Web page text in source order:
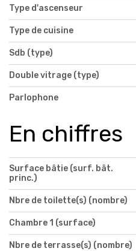
Type d'ascenseur
Type de cuisine
Sdb (type)
Double vitrage (type)
Parlophone
En chiffres
Surface bâtie (surf. bât.
princ.)
Nbre de toilette(s) (nombre)
Chambre 1 (surface)
Nbre de terrasse(s) (nombre)